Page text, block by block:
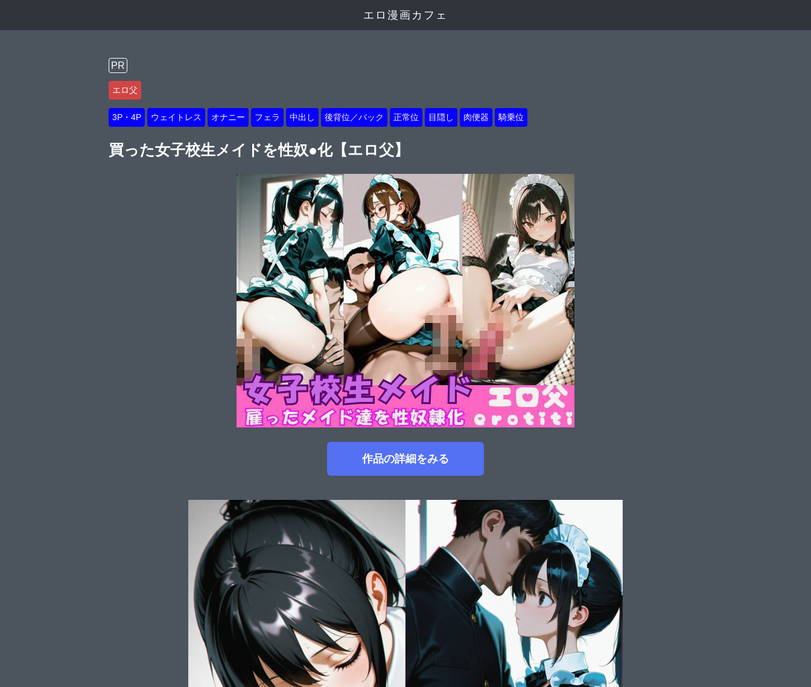
エロ漫画カフェ
PR
エロ父
3P・4P ウェイトレス オナニー フェラ 中出し 後背位／バック 正常位 目隠し 肉便器 騎乗位
買った女子校生メイドを性奴●化【エロ父】
作品の詳細をみる